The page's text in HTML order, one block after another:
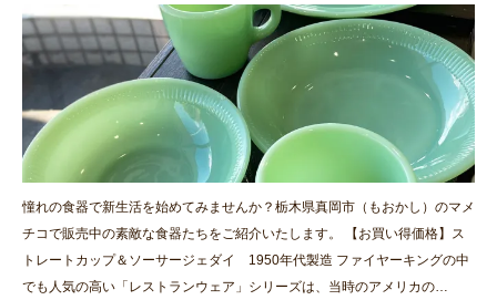
憧れの食器で新生活を始めてみませんか？栃木県真岡市（もおかし）のマメ
チコで販売中の素敵な食器たちをご紹介いたします。 【お買い得価格】ス
トレートカップ＆ソーサージェダイ 1950年代製造 ファイヤーキングの中
でも人気の高い「レストランウェア」シリーズは、当時のアメリカの…